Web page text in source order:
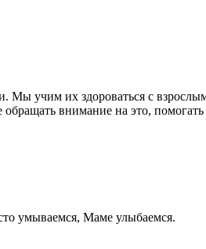
учим их здороваться с
внимание на это, помогать
умываемся, Маме улыбаемся.